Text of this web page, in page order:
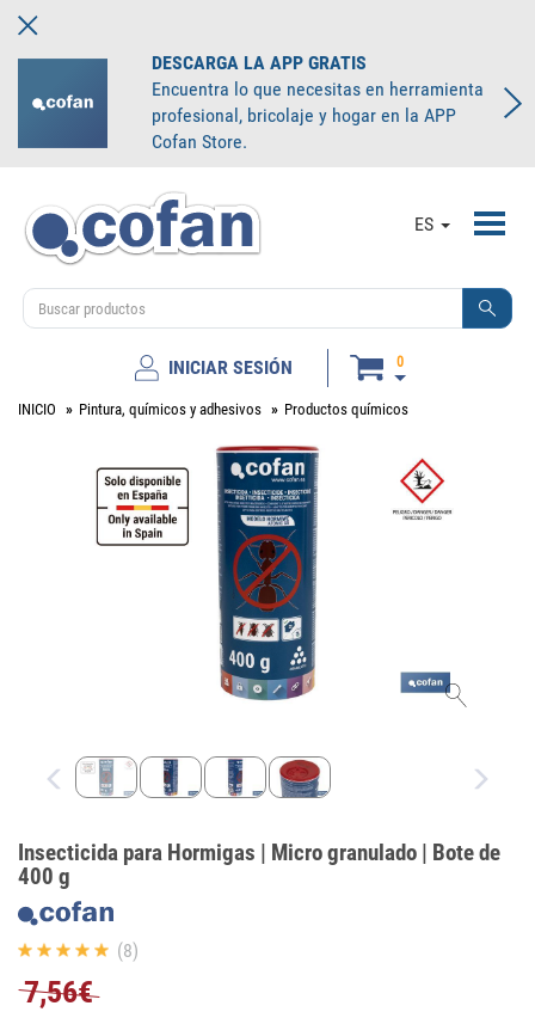
DESCARGA LA APP GRATIS
Encuentra lo que necesitas en herramienta
profesional, bricolaje y hogar en la APP
Cofan Store.
ES
INICIAR SESIÓN 0
INICIO Pintura, químicos y adhesivos Productos químicos
Insecticida para Hormigas | Micro granulado | Bote de
400 g
(8)
7,56€